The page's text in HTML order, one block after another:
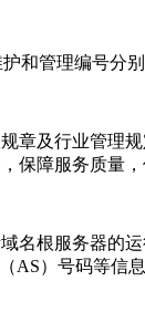
管理编号分别
章及行业管理
障服务质量
名根服务器的
）号码等信